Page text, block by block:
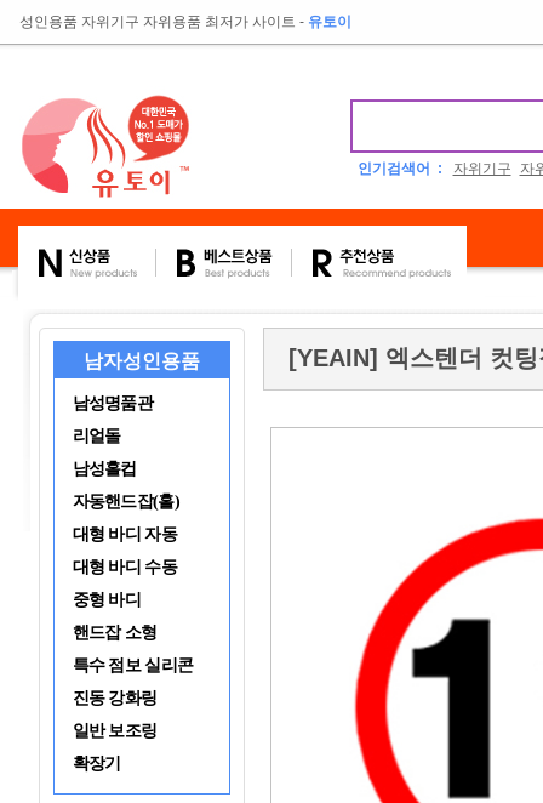
성인용품 자위기구 자위용품 최저가 사이트 - 유토이
인기검색어 : 자위기구 자
남자성인용품
남성명품관
리얼돌
남성홀컵
자동핸드잡(홀)
대형 바디 자동
대형 바디 수동
중형 바디
핸드잡 소형
특수 점보 실리콘
진동 강화링
일반 보조링
확장기
[YEAIN] 엑스텐더 컷팅